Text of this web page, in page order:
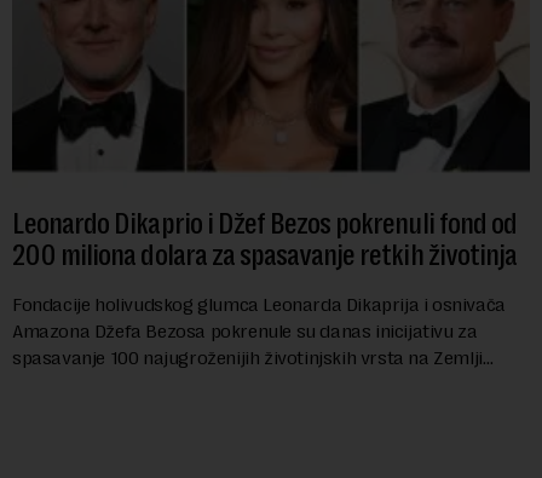
Leonardo Dikaprio i Džef Bezos pokrenuli fond od
200 miliona dolara za spasavanje retkih životinja
Fondacije holivudskog glumca Leonarda Dikaprija i osnivača
Amazona Džefa Bezosa pokrenule su danas inicijativu za
spasavanje 100 najugroženijih životinjskih vrsta na Zemlji